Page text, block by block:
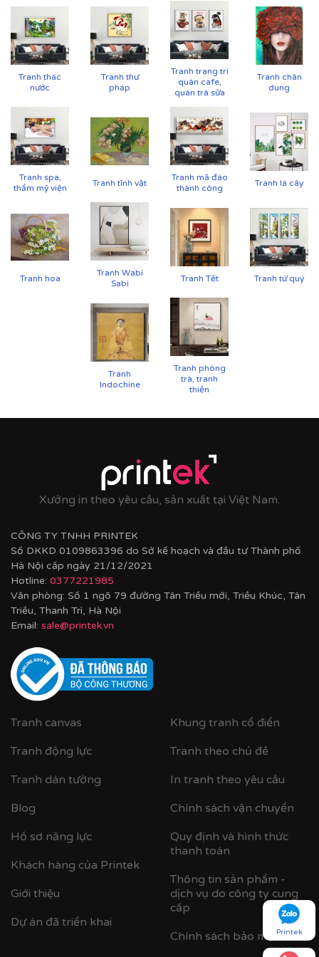
Cận cảnh tranh in trên chất liệu canvas công nghệ in
Cận cảnh tranh in trên chất liệu canvas công nghệ in
✨Chất liệu khung bền bỉ
Tranh được căng lên khung thông đã qua xử lý
composite cao cấp nâng tầm giá trị tranh.
Tranh thác
nước
Tranh thư
pháp
Tranh trang trí
quán cafe,
quán trà sữa
Tranh chân
dung
Tranh spa,
thẩm mỹ viện
Tranh tĩnh vật
Tranh mã đáo
thành công
Tranh lá cây
Tranh hoa
Tranh Wabi
Sabi
Tranh Tết Tranh tứ quý
Tranh
Indochine
Tranh phòng
trà, tranh
thiền
Xưởng in theo yêu cầu, sản xuất tại Việt Nam.
CÔNG TY TNHH PRINTEK
Số DKKD 0109863396 do Sở kế hoạch và đầu tư Thành phố
Hà Nội cấp ngày 21/12/2021
Hotline: 0377221985
Văn phòng: Số 1 ngõ 79 đường Tân Triều mới, Triều Khúc, Tân
Triều, Thanh Trì, Hà Nội
Email: sale@printek.vn
Tranh canvas
Tranh động lực
Tranh dán tường
Blog
Hồ sơ năng lực
Khách hàng của Printek
Giới thiệu
Dự án đã triển khai
Khung tranh cổ điển
Tranh theo chủ đề
In tranh theo yêu cầu
Chính sách vận chuyển
Quy định và hình thức
thanh toán
Thông tin sản phẩm -
dịch vụ do công ty cung
cấp
Chính sách bảo mậtPrintek